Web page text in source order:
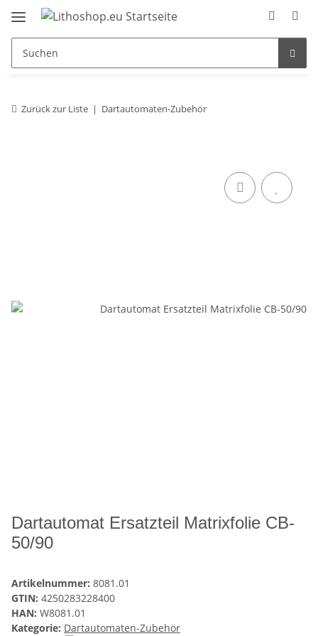
Zurück zur Liste Dartautomaten-Zubehör
Dartautomat Ersatzteil Matrixfolie CB-
50/90
Artikelnummer: 8081.01
GTIN: 4250283228400
HAN: W8081.01
Kategorie: Dartautomaten-Zubehör